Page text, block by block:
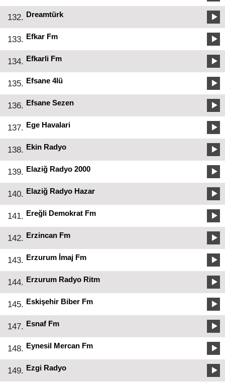
132. Dreamtürk
133. Efkar Fm
134. Efkarli Fm
135. Efsane 4lü
136. Efsane Sezen
137. Ege Havalari
138. Ekin Radyo
139. Elaziğ Radyo 2000
140. Elaziğ Radyo Hazar
141. Ereğli Demokrat Fm
142. Erzincan Fm
143. Erzurum İmaj Fm
144. Erzurum Radyo Ritm
145. Eskişehir Biber Fm
147. Esnaf Fm
148. Eynesil Mercan Fm
149. Ezgi Radyo